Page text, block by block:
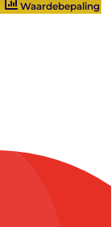
Waardebepaling